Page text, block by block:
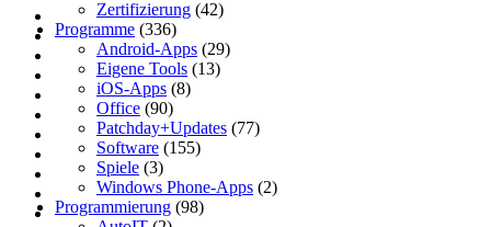
Zertifizierung (42)
Programme (336)
Android-Apps (29)
Eigene Tools (13)
iOS-Apps (8)
Office (90)
Patchday+Updates (77)
Software (155)
Spiele (3)
Windows Phone-Apps (2)
Programmierung (98)